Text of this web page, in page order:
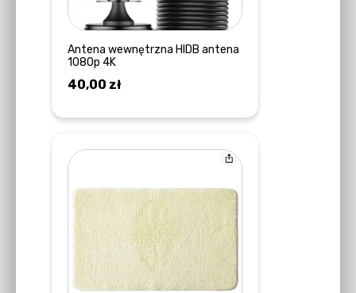
Antena wewnętrzna HIDB antena
1080p 4K
40,00 zł